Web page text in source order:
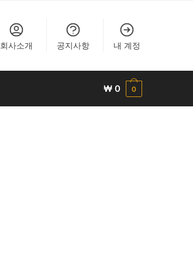
회사소개 공지사항 내 계정
₩ 0 0